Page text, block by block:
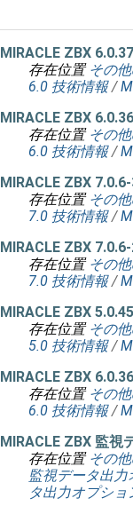
MIRACLE ZBX
存在位置 その
6.0 技術情報 /
MIRACLE ZBX
存在位置 その
6.0 技術情報 /
MIRACLE ZBX
存在位置 その
7.0 技術情報 /
MIRACLE ZBX
存在位置 その
7.0 技術情報 /
MIRACLE ZBX
存在位置 その
5.0 技術情報 /
MIRACLE ZBX
存在位置 その
6.0 技術情報 /
MIRACLE ZBX 監視
存在位置 その
監視データ出力
タ出力オプシ